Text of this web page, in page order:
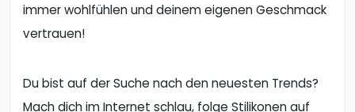
Mach dich im Internet schlau, folge Stilikonen auf
ihren Social Media-Kanälen und durchsuche
Sortimentszugängen.